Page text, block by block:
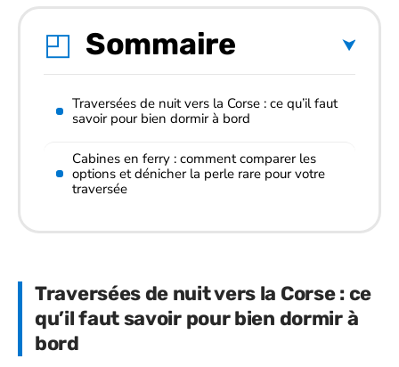
Sommaire
Traversées de nuit vers la Corse : ce qu’il faut
savoir pour bien dormir à bord
Cabines en ferry : comment comparer les
options et dénicher la perle rare pour votre
traversée
Traversées de nuit vers la Corse : ce
qu’il faut savoir pour bien dormir à
bord